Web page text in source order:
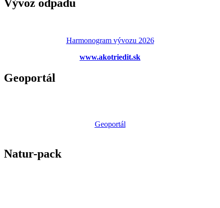
Vývoz odpadu
Harmonogram vývozu 2026
www.akotriedit.sk
Geoportál
Geoportál
Natur-pack